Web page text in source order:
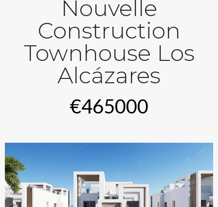
Nouvelle
Construction
Townhouse Los
Alcázares
€465000